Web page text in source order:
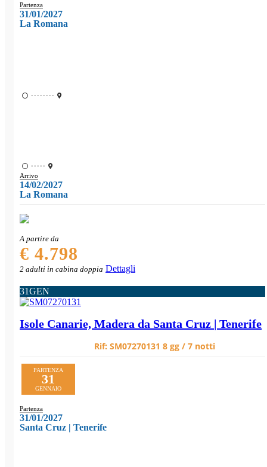
Partenza
31/01/2027
La Romana
••••••••
•••••
Arrivo
14/02/2027
La Romana
A partire da
€ 4.798
2 adulti in cabina doppia Dettagli
31GEN
Isole Canarie, Madera da Santa Cruz | Tenerife
Rif: SM07270131 8 gg / 7 notti
PARTENZA
31
GENNAIO
Partenza
31/01/2027
Santa Cruz | Tenerife